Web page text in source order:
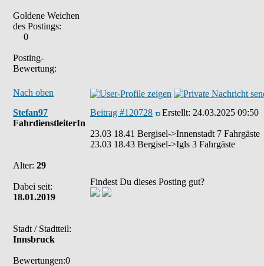
Goldene Weichen
des Postings:
0
Posting-
Bewertung:
Nach oben
Stefan97
FahrdienstleiterIn
Alter: 29
Dabei seit:
18.01.2019
Stadt / Stadtteil:
Innsbruck
Bewertungen:0
Beitrag #120728 Erstellt: 24.03.2025 09:50
23.03 18.41 Bergisel->Innenstadt 7 Fahrgäste
23.03 18.43 Bergisel->Igls 3 Fahrgäste
Findest Du dieses Posting gut?